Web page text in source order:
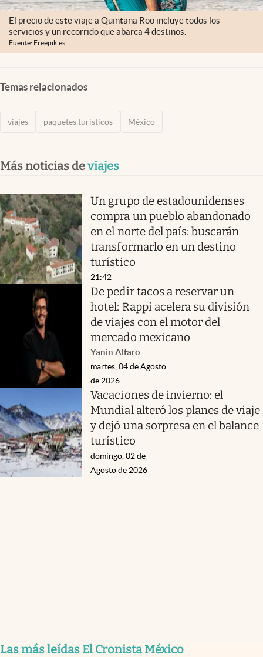
El precio de este viaje a Quintana Roo incluye todos los
servicios y un recorrido que abarca 4 destinos.
Fuente: Freepik.es
Temas relacionados
viajes paquetes turísticos México
Más noticias deviajes
Un grupo de estadounidenses
compra un pueblo abandonado
en el norte del país: buscarán
transformarlo en un destino
turístico
21:42
De pedir tacos a reservar un
hotel: Rappi acelera su división
de viajes con el motor del
mercado mexicano
Yanin Alfaro
martes, 04 de Agosto
de 2026
Vacaciones de invierno: el
Mundial alteró los planes de viaje
y dejó una sorpresa en el balance
turístico
domingo, 02 de
Agosto de 2026
Las más leídas El Cronista México